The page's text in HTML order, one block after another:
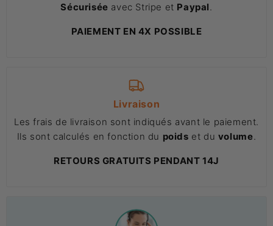
Sécurisée avec Stripe et Paypal.
PAIEMENT EN 4X POSSIBLE
Livraison
Les frais de livraison sont indiqués avant le paiement.
Ils sont calculés en fonction du poids et du volume.
RETOURS GRATUITS PENDANT 14J